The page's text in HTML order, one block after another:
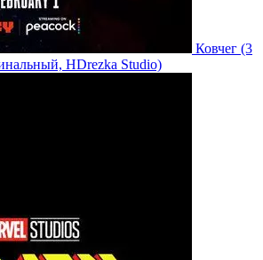
Ковчег (3
HDrezka Studio)